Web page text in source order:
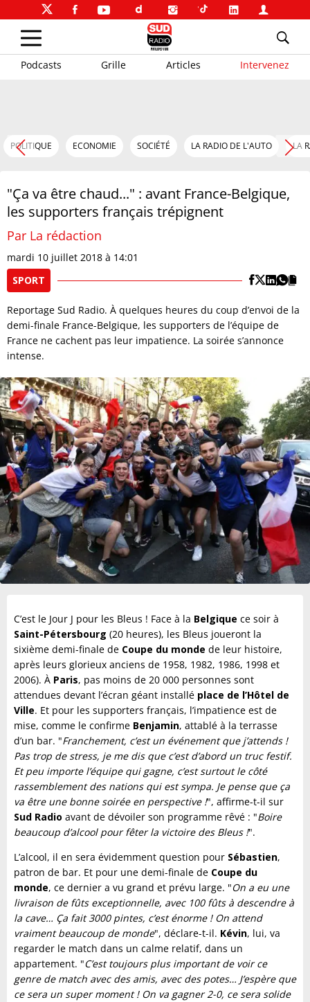
Podcasts Grille Articles Intervenez
POLITIQUE ECONOMIE SOCIÉTÉ LA RADIO DE L'AUTO LA
"Ça va être chaud..." : avant France-Belgique,
les supporters français trépignent
Par La rédaction
mardi 10 juillet 2018 à 14:01
SPORT
Reportage Sud Radio. À quelques heures du coup d’envoi de la
demi-finale France-Belgique, les supporters de l’équipe de
France ne cachent pas leur impatience. La soirée s’annonce
intense.
C’est le Jour J pour les Bleus ! Face à la Belgique ce soir à
Saint-Pétersbourg (20 heures), les Bleus joueront la
sixième demi-finale de Coupe du monde de leur histoire,
après leurs glorieux anciens de 1958, 1982, 1986, 1998 et
2006). À Paris, pas moins de 20 000 personnes sont
attendues devant l’écran géant installé place de l’Hôtel de
Ville. Et pour les supporters français, l’impatience est de
mise, comme le confirme Benjamin, attablé à la terrasse
d’un bar. "Franchement, c’est un événement que j’attends !
Pas trop de stress, je me dis que c’est d’abord un truc festif.
Et peu importe l’équipe qui gagne, c’est surtout le côté
rassemblement des nations qui est sympa. Je pense que ça
va être une bonne soirée en perspective !", affirme-t-il sur
Sud Radio avant de dévoiler son programme rêvé : "Boire
beaucoup d’alcool pour fêter la victoire des Bleus !".
L’alcool, il en sera évidemment question pour Sébastien,
patron de bar. Et pour une demi-finale de Coupe du
monde, ce dernier a vu grand et prévu large. "On a eu une
livraison de fûts exceptionnelle, avec 100 fûts à descendre à
la cave… Ça fait 3000 pintes, c’est énorme ! On attend
vraiment beaucoup de monde", déclare-t-il. Kévin, lui, va
regarder le match dans un calme relatif, dans un
appartement. "C’est toujours plus important de voir ce
genre de match avec des amis, avec des potes… J’espère que
ce sera un super moment ! On va gagner 2-0, ce sera solide